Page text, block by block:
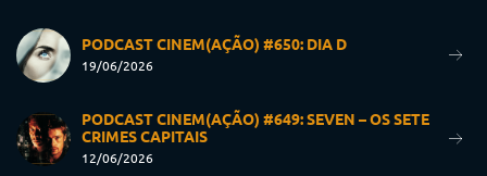
PODCAST CINEM(AÇÃO) #650: DIA D
19/06/2026
PODCAST CINEM(AÇÃO) #649: SEVEN – OS SETE
CRIMES CAPITAIS
12/06/2026